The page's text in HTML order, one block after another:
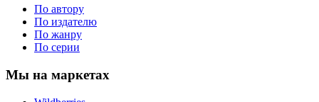
По автору
По издателю
По жанру
По серии
Мы на маркетах